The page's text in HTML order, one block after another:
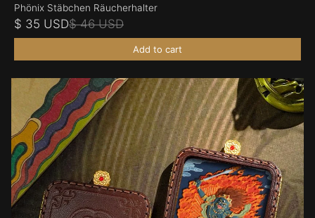
Phönix Stäbchen Räucherhalter
$ 35 USD$ 46 USD
Add to cart